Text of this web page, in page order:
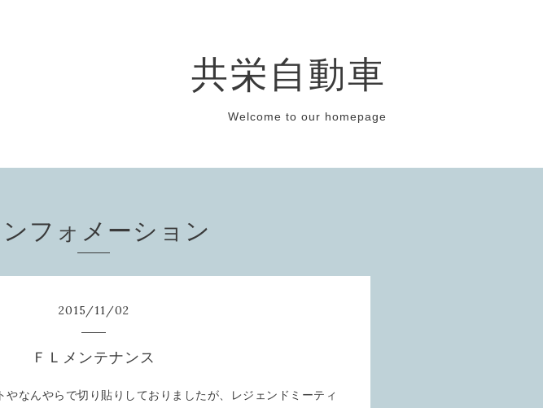
共栄自動車
Welcome to our homepage
フォメーション
2015/11/02
ＦＬメンテナンス
やなんやらで切り貼りしておりましたが、レジェンドミーティ